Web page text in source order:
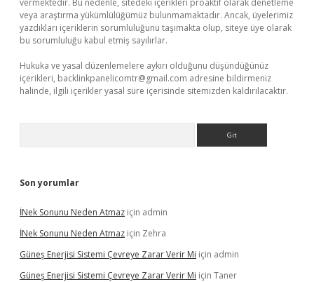
vermektedir. Bu nedenle, sitedeki içerikleri proaktif olarak denetleme
veya araştırma yükümlülüğümüz bulunmamaktadır. Ancak, üyelerimiz
yazdıkları içeriklerin sorumluluğunu taşımakta olup, siteye üye olarak
bu sorumluluğu kabul etmiş sayılırlar.
Hukuka ve yasal düzenlemelere aykırı olduğunu düşündüğünüz
içerikleri, backlinkpanelicomtr@gmail.com adresine bildirmeniz
halinde, ilgili içerikler yasal süre içerisinde sitemizden kaldırılacaktır.
Son yorumlar
İNek Sonunu Neden Atmaz için admin
İNek Sonunu Neden Atmaz için Zehra
Güneş Enerjisi Sistemi Çevreye Zarar Verir Mi için admin
Güneş Enerjisi Sistemi Çevreye Zarar Verir Mi için Taner